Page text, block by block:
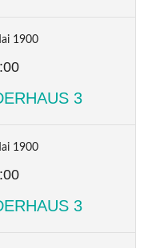
1900
3
1900
3